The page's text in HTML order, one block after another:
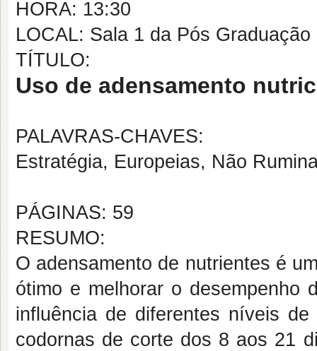
HORA: 13:30
LOCAL: Sala 1 da Pós Graduação
TÍTULO:
Uso de adensamento
PALAVRAS-CHAVES:
Estratégia, Europeias, Não
PÁGINAS: 59
RESUMO:
O adensamento de nutrientes é
ótimo e melhorar o desempenho
influência de diferentes níveis
codornas de corte dos 8 aos 21